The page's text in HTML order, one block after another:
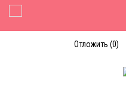
Отложить (0)
Toggle Navigation